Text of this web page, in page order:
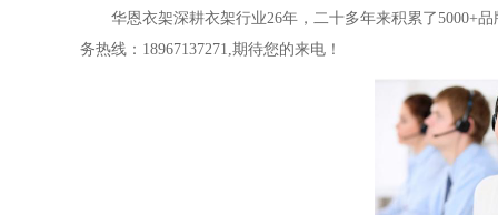
华恩衣架深耕衣架行业26年，二十多年来积累了5000+
务热线：18967137271,期待您的来电！